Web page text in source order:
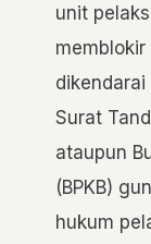
unit
Surat
ataupun
(BPKB)
hukum